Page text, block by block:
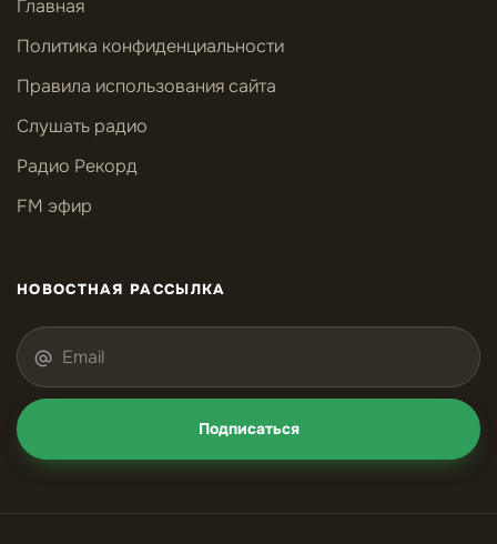
Главная
Политика конфиденциальности
Правила использования сайта
Слушать радио
Радио Рекорд
FM эфир
НОВОСТНАЯ РАССЫЛКА
Подписаться